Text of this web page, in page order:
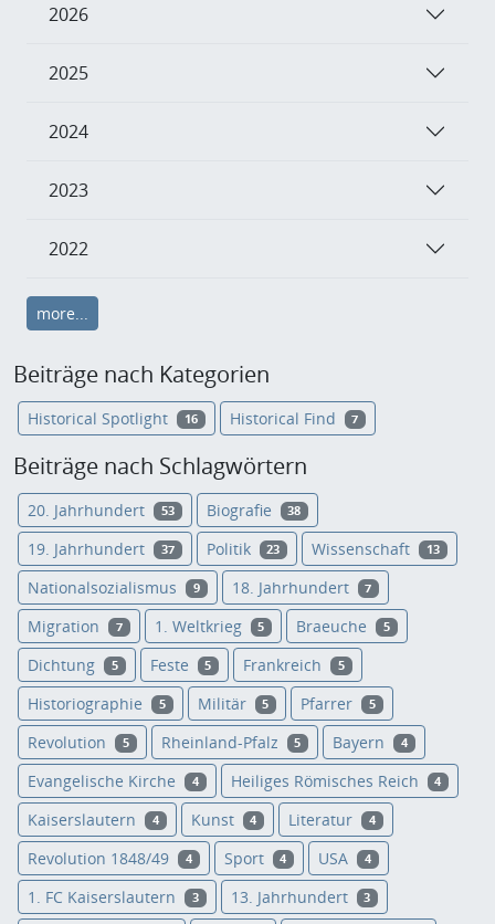
2026
2025
2024
2023
2022
more...
Beiträge nach Kategorien
Historical Spotlight 16 Historical Find 7
Beiträge nach Schlagwörtern
20. Jahrhundert 53 Biografie 38
19. Jahrhundert 37 Politik 23 Wissenschaft 13
Nationalsozialismus 9 18. Jahrhundert 7
Migration 7 1. Weltkrieg 5 Braeuche 5
Dichtung 5 Feste 5 Frankreich 5
Historiographie 5 Militär 5 Pfarrer 5
Revolution 5 Rheinland-Pfalz 5 Bayern 4
Evangelische Kirche 4 Heiliges Römisches Reich 4
Kaiserslautern 4 Kunst 4 Literatur 4
Revolution 1848/49 4 Sport 4 USA 4
1. FC Kaiserslautern 3 13. Jahrhundert 3